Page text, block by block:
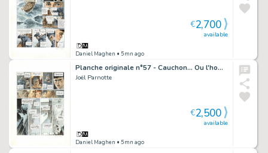
Daniel Maghen • 5mn ago
available
€2,700
Planche originale n°57 - Cauchon... Ou l'homme qui tua Jeanne d'Arc
Joël Parnotte
Daniel Maghen • 5mn ago
available
€2,500